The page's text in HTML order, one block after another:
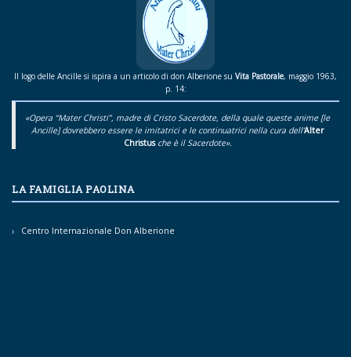
Il logo delle Ancille si ispira a un articolo di don Alberione su Vita Pastorale, maggio 1963,
p. 14:
«Opera “Mater Christi”, madre di Cristo Sacerdote, della quale queste anime [le
Ancille] dovrebbero essere le imitatrici e le continuatrici nella cura dell’Alter
Christusche è il Sacerdote».
LA FAMIGLIA PAOLINA
Centro Internazionale Don Alberione